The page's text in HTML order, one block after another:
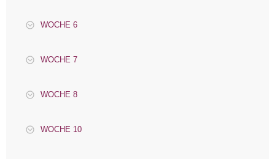
WOCHE 6
WOCHE 7
WOCHE 8
WOCHE 10